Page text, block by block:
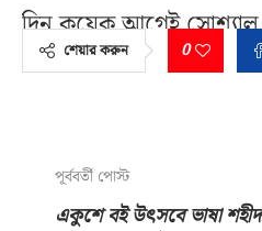
দিন কয়েক আগেই সোশ্যাল
নেটিজেনের।
শেয়ার করুন 0
পূর্ববর্তী পোস্ট
একুশে বই উৎসবে ভাষা